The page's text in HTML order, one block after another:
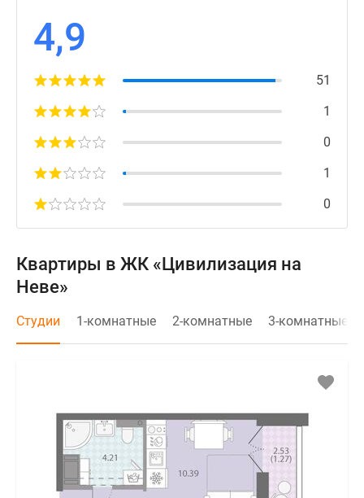
4,9
51
1
0
1
0
Квартиры в ЖК «Цивилизация на
Неве»
Студии 1-комнатные 2-комнатные 3-комнатные